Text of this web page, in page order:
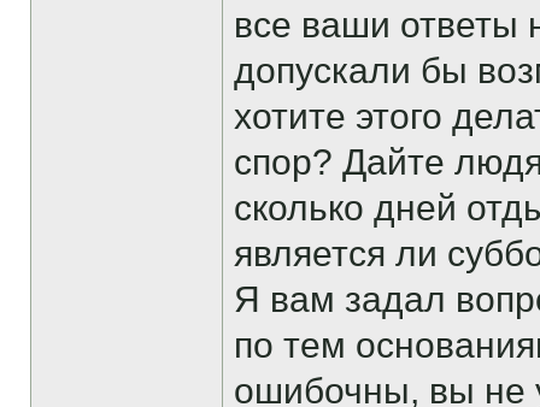
все ваши ответы
допускали бы
хотите этого
спор? Дайте
сколько дней
является ли
Я вам задал
по тем
ошибочны, вы не